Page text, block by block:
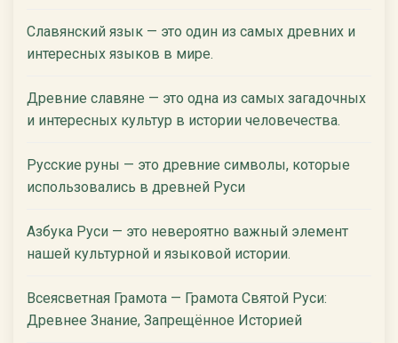
Славянский язык — это один из самых древних и
интересных языков в мире.
Древние славяне — это одна из самых загадочных
и интересных культур в истории человечества.
Русские руны — это древние символы, которые
использовались в древней Руси
Азбука Руси — это невероятно важный элемент
нашей культурной и языковой истории.
Всеясветная Грамота — Грамота Святой Руси:
Древнее Знание, Запрещённое Историей